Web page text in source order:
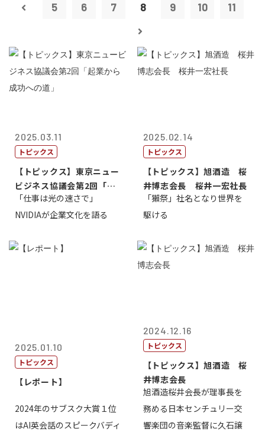
5 6 7 8 9 10 11
2025.03.11
トピックス
【トピックス】東京ニュー
ビジネス協議会第2回「起
業から成功へ...
「仕事は光の速さで」
NVIDIAが企業文化を語る
2025.02.14
トピックス
【トピックス】旭酒造 桜
井博志会長 桜井一宏社長
「獺祭」社名となり世界を
駆ける
2025.01.10
トピックス
【レポート】
2024年のサブスク大賞１位
はAI英会話のスピークバディ
2024.12.16
トピックス
【トピックス】旭酒造 桜
井博志会長
旭酒造桜井会長が理事長を
務める日本センチュリー交
響楽団の音楽監督に久石譲